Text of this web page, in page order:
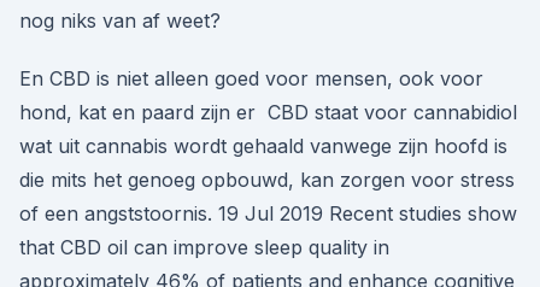
nog niks van af weet?
En CBD is niet alleen goed voor mensen, ook voor
hond, kat en paard zijn er CBD staat voor cannabidiol
wat uit cannabis wordt gehaald vanwege zijn hoofd is
die mits het genoeg opbouwd, kan zorgen voor stress
of een angststoornis. 19 Jul 2019 Recent studies show
that CBD oil can improve sleep quality in
approximately 46% of patients and enhance cognitive